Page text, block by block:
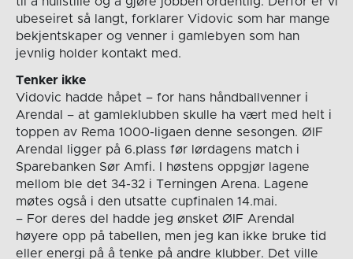
ubeseiret så langt, forklarer Vidovic som har mange
bekjentskaper og venner i gamlebyen som han
jevnlig holder kontakt med.
Tenker ikke
Vidovic hadde håpet – for hans håndballvenner i
Arendal – at gamleklubben skulle ha vært med helt i
toppen av Rema 1000-ligaen denne sesongen. ØIF
Arendal ligger på 6.plass før lørdagens match i
Sparebanken Sør Amfi. I høstens oppgjør lagene
mellom ble det 34-32 i Terningen Arena. Lagene
møtes også i den utsatte cupfinalen 14.mai.
– For deres del hadde jeg ønsket ØIF Arendal
høyere opp på tabellen, men jeg kan ikke bruke tid
eller energi på å tenke på andre klubber. Det ville